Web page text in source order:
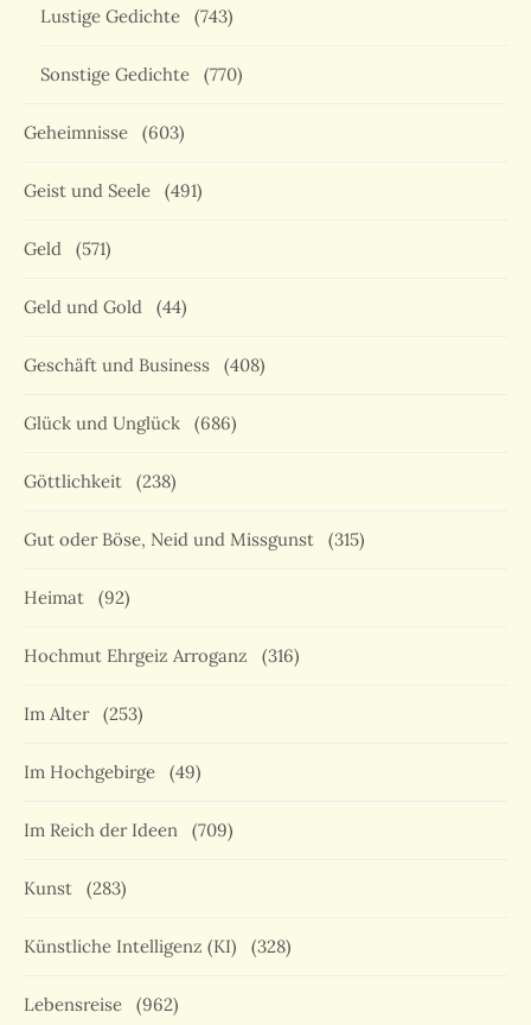
Lustige Gedichte (743)
Sonstige Gedichte (770)
Geheimnisse (603)
Geist und Seele (491)
Geld (571)
Geld und Gold (44)
Geschäft und Business (408)
Glück und Unglück (686)
Göttlichkeit (238)
Gut oder Böse, Neid und Missgunst (315)
Heimat (92)
Hochmut Ehrgeiz Arroganz (316)
Im Alter (253)
Im Hochgebirge (49)
Im Reich der Ideen (709)
Kunst (283)
Künstliche Intelligenz (KI) (328)
Lebensreise (962)